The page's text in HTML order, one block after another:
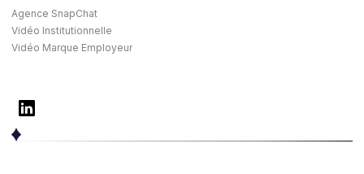
Agence SnapChat
Vidéo Institutionnelle
Vidéo Marque Employeur